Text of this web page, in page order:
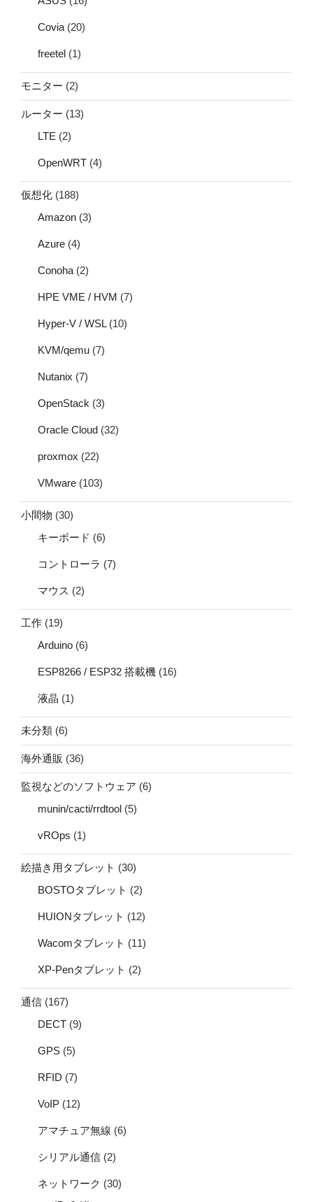
Covia (20)
freetel (1)
モニター (2)
ルーター (13)
LTE (2)
OpenWRT (4)
仮想化 (188)
Amazon (3)
Azure (4)
Conoha (2)
HPE VME / HVM (7)
Hyper-V / WSL(10)
KVM/qemu (7)
Nutanix (7)
OpenStack (3)
Oracle Cloud (32)
proxmox (22)
VMware (103)
小間物 (30)
キーボード (6)
コントローラ (7)
マウス (2)
工作 (19)
Arduino (6)
ESP8266 / ESP32 搭載機 (16)
液晶 (1)
未分類 (6)
海外通販 (36)
監視などのソフトウェア (6)
munin/cacti/rrdtool (5)
vROps (1)
絵描き用タブレット (30)
BOSTOタブレット (2)
HUIONタブレット (12)
Wacomタブレット (11)
XP-Penタブレット (2)
通信 (167)
DECT (9)
GPS (5)
RFID (7)
VoIP (12)
アマチュア無線 (6)
シリアル通信 (2)
ネットワーク (30)